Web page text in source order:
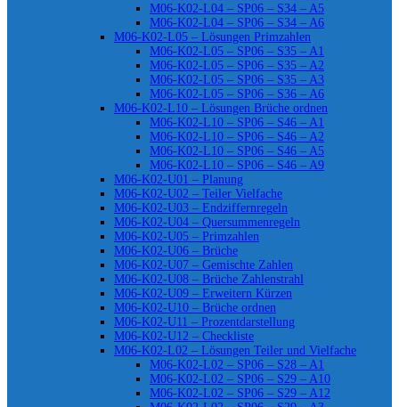
M06-K02-L04 – SP06 – S34 – A5
M06-K02-L04 – SP06 – S34 – A6
M06-K02-L05 – Lösungen Primzahlen
M06-K02-L05 – SP06 – S35 – A1
M06-K02-L05 – SP06 – S35 – A2
M06-K02-L05 – SP06 – S35 – A3
M06-K02-L05 – SP06 – S36 – A6
M06-K02-L10 – Lösungen Brüche ordnen
M06-K02-L10 – SP06 – S46 – A1
M06-K02-L10 – SP06 – S46 – A2
M06-K02-L10 – SP06 – S46 – A5
M06-K02-L10 – SP06 – S46 – A9
M06-K02-U01 – Planung
M06-K02-U02 – Teiler Vielfache
M06-K02-U03 – Endziffernregeln
M06-K02-U04 – Quersummenregeln
M06-K02-U05 – Primzahlen
M06-K02-U06 – Brüche
M06-K02-U07 – Gemischte Zahlen
M06-K02-U08 – Brüche Zahlenstrahl
M06-K02-U09 – Erweitern Kürzen
M06-K02-U10 – Brüche ordnen
M06-K02-U11 – Prozentdarstellung
M06-K02-U12 – Checkliste
M06-K02-L02 – Lösungen Teiler und Vielfache
M06-K02-L02 – SP06 – S28 – A1
M06-K02-L02 – SP06 – S29 – A10
M06-K02-L02 – SP06 – S29 – A12